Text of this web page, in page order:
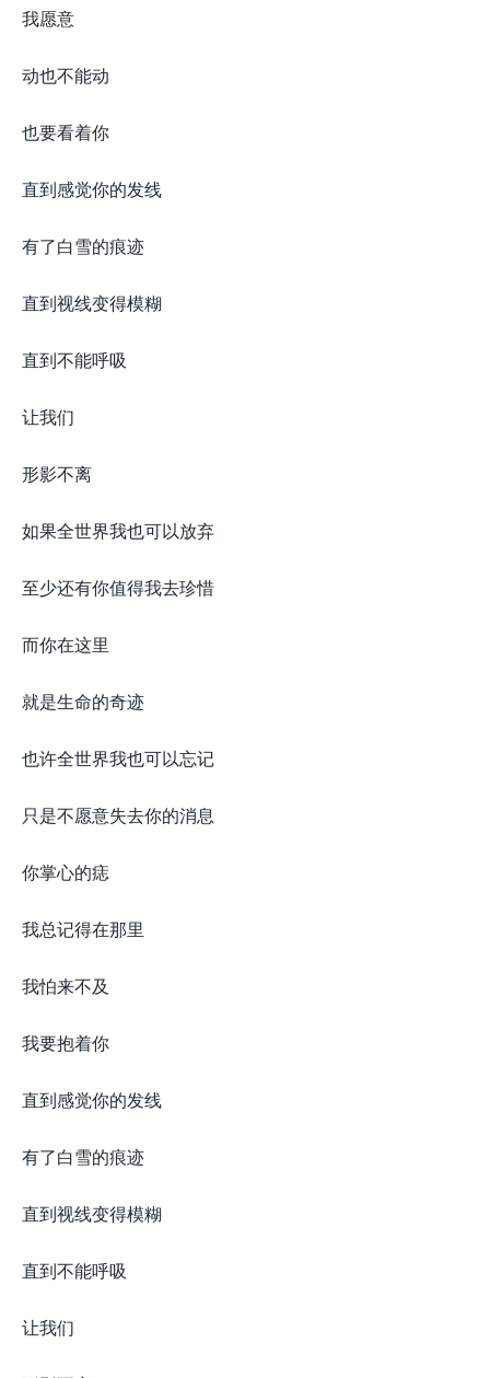
我愿意
动也不能动
也要看着你
直到感觉你的发线
有了白雪的痕迹
直到视线变得模糊
直到不能呼吸
让我们
形影不离
如果全世界我也可以放弃
至少还有你值得我去珍惜
而你在这里
就是生命的奇迹
也许全世界我也可以忘记
只是不愿意失去你的消息
你掌心的痣
我总记得在那里
我怕来不及
我要抱着你
直到感觉你的发线
有了白雪的痕迹
直到视线变得模糊
直到不能呼吸
让我们